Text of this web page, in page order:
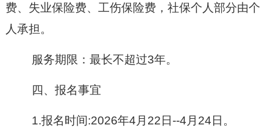
费、失业保险费、工伤保险费 ， 社保个人部分由个
人承担。
服务期限 ： 最长不超过3年。
四 、报名事宜
1.报名时间:2026年4 月 22 日--4月24日。